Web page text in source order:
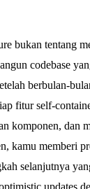
bukan tentang
codebase
berbulan-
fitur self-
komponen, dan
kamu memberi
selanjutnya
updates